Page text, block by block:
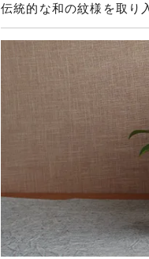
伝統的な和の紋様を取り